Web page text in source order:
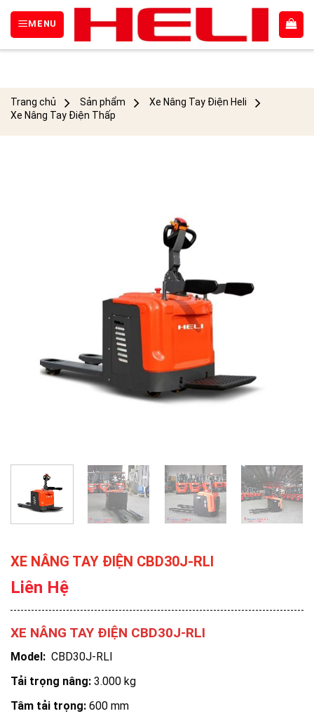
Skip
MENU
Tìm
kiếm:
Trang chủ Sản phẩm
Xe Nâng Tay Điện Heli
Xe Nâng Tay Điện Thấp
XE NÂNG TAY ĐIỆN CBD30J-RLI
Liên Hệ
XE NÂNG TAY ĐIỆN CBD30J-RLI
Model: CBD30J-RLI
Tải trọng nâng: 3.000 kg
Tâm tải trọng: 600 mm